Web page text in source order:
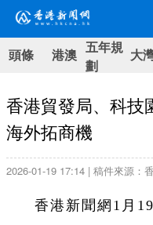
頭條 港澳 五年規
劃
大
香港貿發局、科技
海外拓商機
2026-01-19 17:14 | 稿件來源：
香港新聞網1月